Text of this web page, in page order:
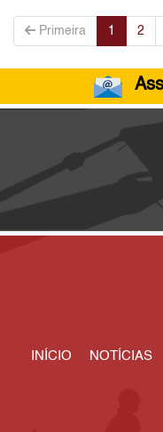
Primeira 1 2
INÍCIO NOTÍCIAS